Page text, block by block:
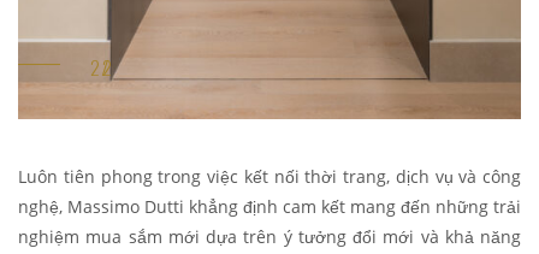
Luôn tiên phong trong việc kết nối thời trang, dịch vụ và công
nghệ, Massimo Dutti khẳng định cam kết mang đến những trải
nghiệm mua sắm mới dựa trên ý tưởng đổi mới và khả năng